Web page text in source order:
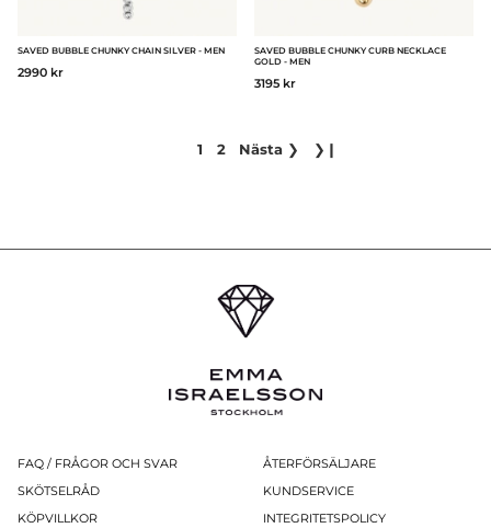
SAVED BUBBLE CHUNKY CHAIN SILVER - MEN
2990 kr
SAVED BUBBLE CHUNKY CURB NECKLACE
GOLD - MEN
3195 kr
1 2 Nästa ❯ ❯❙
FAQ / FRÅGOR OCH SVAR
SKÖTSELRÅD
KÖPVILLKOR
ÅTERFÖRSÄLJARE
KUNDSERVICE
INTEGRITETSPOLICY